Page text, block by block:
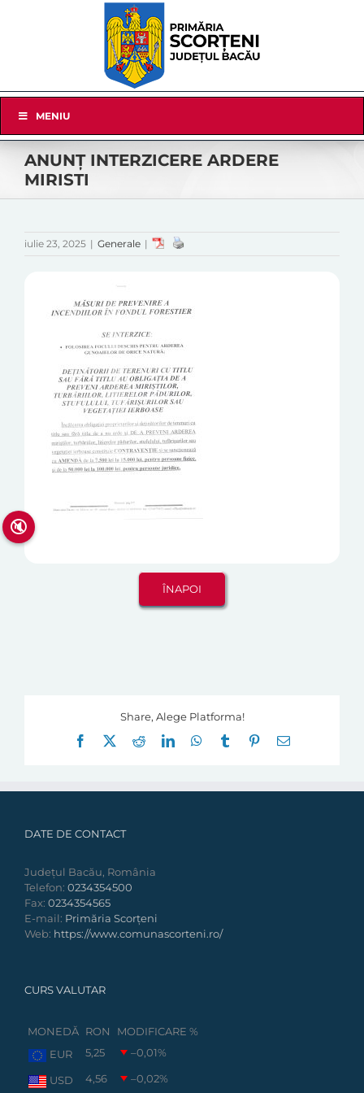
Navigation
MENIU
ANUNȚ INTERZICERE ARDERE
MIRISTI
iulie 23, 2025 | Generale |
Share, Alege Platforma!
Facebook
RedditLinkedInWhatsApp
Tumblr Pinterest
E-
DATE DE CONTACT
Județul Bacău, România
Telefon: 0234354500
Fax: 0234354565
E-mail: Primăria Scorțeni
Web: https://www.comunascorteni.ro/
CURS VALUTAR
MONEDĂ RON
MODIFICARE %
EUR
5,25 –0,01%
USD 4,56 –0,02%
🔇